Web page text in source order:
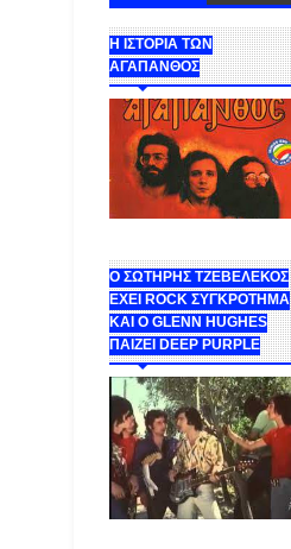
Η ΙΣΤΟΡΙΑ ΤΩΝ
ΑΓΑΠΑΝΘΟΣ
Ο ΣΩΤΗΡΗΣ ΤΖΕΒΕΛΕΚΟΣ
ΕΧΕΙ ROCK ΣΥΓΚΡΟΤΗΜΑ
ΚΑΙ Ο GLENN HUGHES
ΠΑΙΖΕΙ DEEP PURPLE